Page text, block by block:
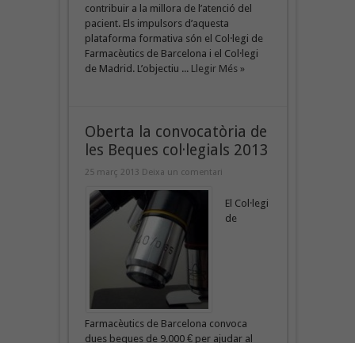
contribuir a la millora de l’atenció del
pacient. Els impulsors d’aquesta
plataforma formativa són el Col·legi de
Farmacèutics de Barcelona i el Col·legi
de Madrid. L’objectiu ... Llegir Més »
Oberta la convocatòria de
les Beques col·legials 2013
25 març 2013 Deixa un comentari
El Col·legi
de
Farmacèutics de Barcelona convoca
dues beques de 9.000 € per ajudar al